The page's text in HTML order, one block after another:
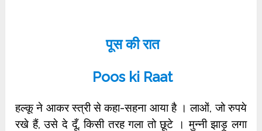
पूस की रात
Poos ki Raat
हल्कू ने आकर स्त्री से कहा-सहना आया है । लाओं, जो रुपये
रखे हैं, उसे दे दूँ, किसी तरह गला तो छूटे । मुन्नी झाड़ू लगा